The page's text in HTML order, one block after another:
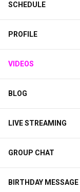
SCHEDULE
PROFILE
VIDEOS
BLOG
LIVE STREAMING
GROUP CHAT
BIRTHDAY MESSAGE